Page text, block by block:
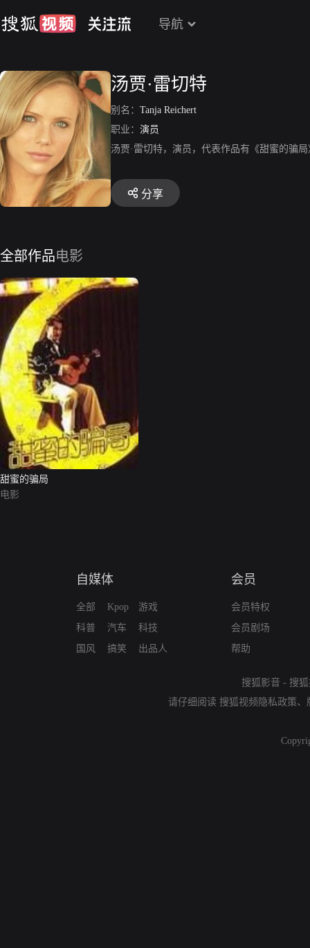
导航
汤贾·雷切特
别名： Tanja Reichert
职业： 演员
汤贾·雷切特，演员，代表作品有《甜蜜的骗
分享
全部作品电影
甜蜜的骗局
电影
自媒体
全部
科普
国风
Kpop
汽车
搞笑
游戏
科技
出品人
会员
会员特权
会员剧场
帮助
搜狐影音 - 搜
请仔细阅读 搜狐视频隐私政策、